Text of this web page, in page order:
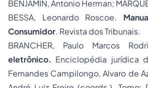
BENJAMIN, Antonio Herman;
BESSA, Leonardo Roscoe.
Consumidor. Revista dos Tribunais.
BRANCHER, Paulo Marcos
eletrônico. Enciclopédia jurídica
Fernandes Campilongo, Alvaro de